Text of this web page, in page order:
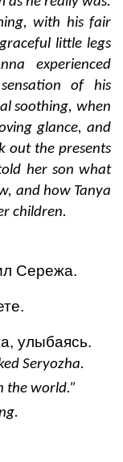
with his fair
little legs
experienced
of his
soothing, when
glance, and
out the presents
her son what
and how Tanya
children.
Сережа.
улыбаясь.
Seryozha.
the world.”